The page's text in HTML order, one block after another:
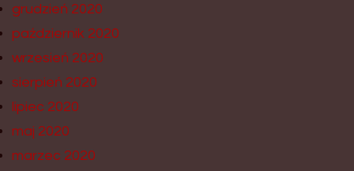
grudzień 2020
październik 2020
wrzesień 2020
sierpień 2020
lipiec 2020
maj 2020
marzec 2020